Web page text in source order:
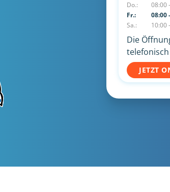
Do.:
08:00
Fr.:
08:00
Sa.:
10:00
Die
JETZT